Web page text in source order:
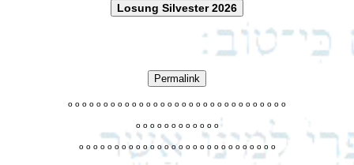
Losung Silvester 2026
Permalink
o o o o o o o o o o o o o o o o o o o o o o o o o o o o o o o
o o o o o o o o o o o o
o o o o o o o o o o o o o o o o o o o o o o o o o o o o